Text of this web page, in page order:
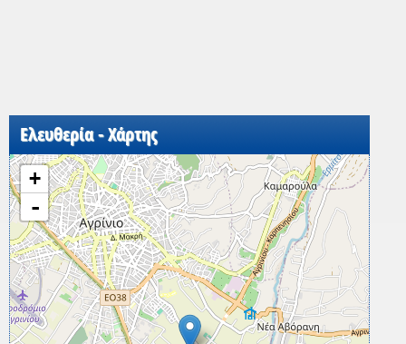
Ελευθερία - Χάρτης
+
-